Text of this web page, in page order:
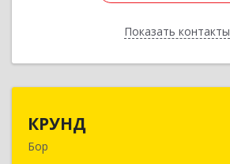
Показать контакты
Назад
КРУНД
Бор